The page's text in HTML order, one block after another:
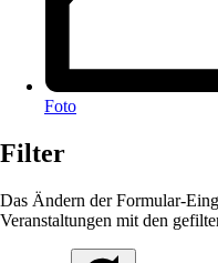
Foto
Filter
Das Ändern der Formular-
Veranstaltungen mit den